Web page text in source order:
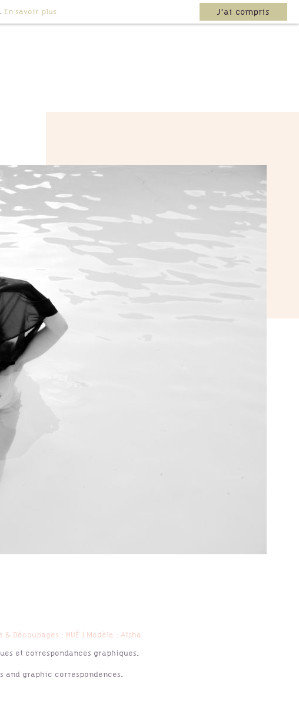
& Découpages : NUÉ | Modèle : Aïsha
et correspondances graphiques.
and graphic correspondences.
En savoir plus J'ai compris